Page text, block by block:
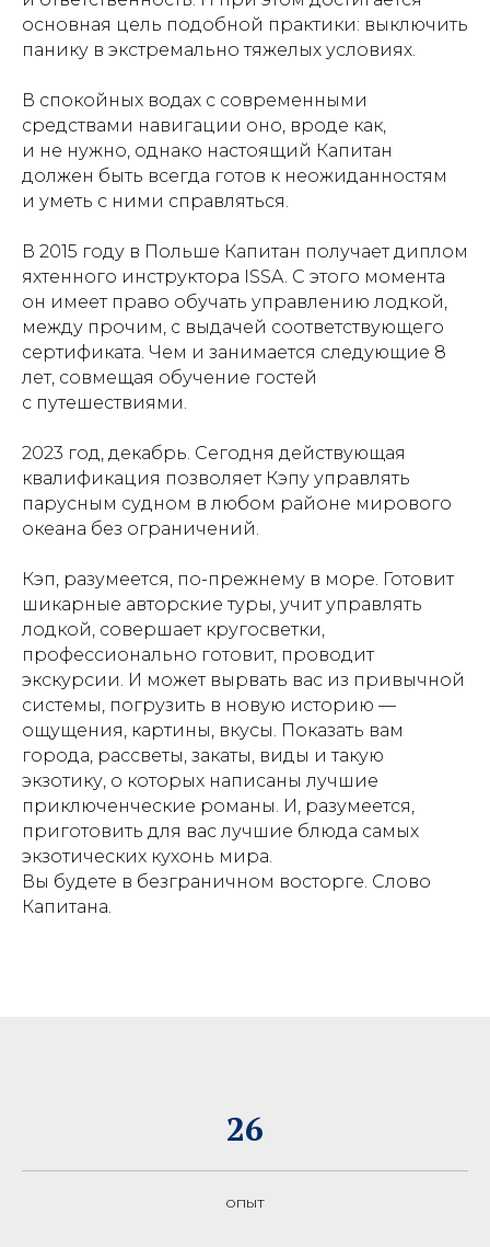
основная цель подобной практики: выключить
панику в экстремально тяжелых условиях.
В спокойных водах с современными
средствами навигации оно, вроде как,
и не нужно, однако настоящий Капитан
должен быть всегда готов к неожиданностям
и уметь с ними справляться.
В 2015 году в Польше Капитан получает диплом
яхтенного инструктора ISSA. С этого момента
он имеет право обучать управлению лодкой,
между прочим, с выдачей соответствующего
сертификата. Чем и занимается следующие 8
лет, совмещая обучение гостей
с путешествиями.
2023 год, декабрь. Сегодня действующая
квалификация позволяет Кэпу управлять
парусным судном в любом районе мирового
океана без ограничений.
Кэп, разумеется, по-прежнему в море. Готовит
шикарные авторские туры, учит управлять
лодкой, совершает кругосветки,
профессионально готовит, проводит
экскурсии. И может вырвать вас из привычной
системы, погрузить в новую историю —
ощущения, картины, вкусы. Показать вам
города, рассветы, закаты, виды и такую
экзотику, о которых написаны лучшие
приключенческие романы. И, разумеется,
приготовить для вас лучшие блюда самых
экзотических кухонь мира.
Вы будете в безграничном восторге. Слово
Капитана.
26
опыт
О проекте
ИП Богомолов И.Б. | 2023-2026 ©
Команда
Яхта
Йога-ретриты
Мастер-классы
Политика конфиденциальности
Публичная оферта
Важная информация
Путь за инсайтом
Написать WhatsApp